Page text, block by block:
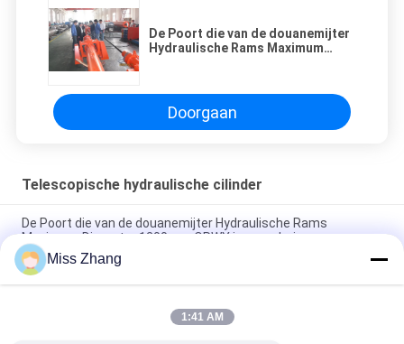
De Poort die van de douanemijter
Hydraulische Rams Maximum
Doorgaan
Telescopische hydraulische cilinder
De Poort die van de douanemijter Hydraulische Rams
Maximum Diameter 1200mm QRWY ineenschuiven
Het op zwaar werk berekende Enige Certificaat van de Acteren
Telescopische Hydraulische Cilinder 32mpa DNV
Telescopische de Hydraulische Ramshoge snelheid van het
Miss Zhang
1:41 AM